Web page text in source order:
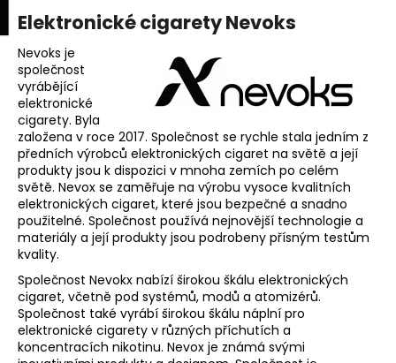
Přejít
na
obsah
Elektronické cigarety Nevoks
Nevoks je
společnost
vyrábějící
elektronické
cigarety. Byla
založena v roce 2017. Společnost se rychle stala jedním z
předních výrobců elektronických cigaret na světě a její
produkty jsou k dispozici v mnoha zemích po celém
světě. Nevox se zaměřuje na výrobu vysoce kvalitních
elektronických cigaret, které jsou bezpečné a snadno
použitelné. Společnost používá nejnovější technologie a
materiály a její produkty jsou podrobeny přísným testům
kvality.
Společnost Nevokx nabízí širokou škálu elektronických
cigaret, včetně pod systémů, modů a atomizérů.
Společnost také vyrábí širokou škálu náplní pro
elektronické cigarety v různých příchutích a
koncentracích nikotinu. Nevox je známá svými
o Zpět
Zpět
C
o
p
o
t
ř
e
b
u
j
e
t